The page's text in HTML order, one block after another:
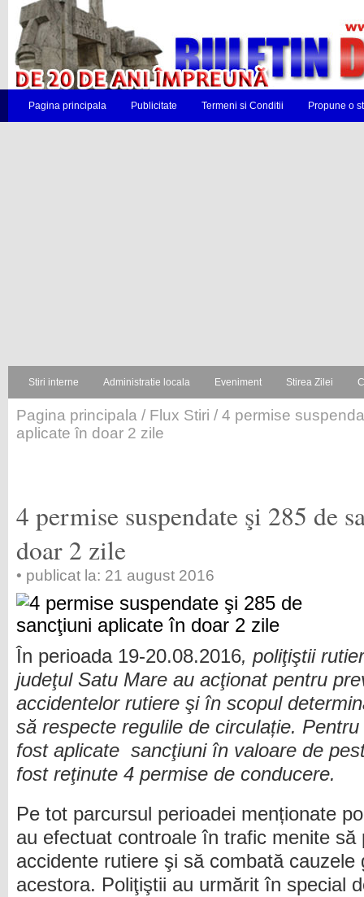
Pagina principala Publicitate Termeni si Conditii Propune o
Stiri interne Administratie locala Eveniment Stirea Zilei
Pagina principala / Flux Stiri / 4 permise
aplicate în doar 2 zile
4 permise suspendate şi 285 de
doar 2 zile
• publicat la: 21 august 2016
În perioada 19-20.08.2016, poliţiştii
judeţul Satu Mare au acţionat pentru
accidentelor rutiere şi în scopul
să respecte regulile de circulație.
fost aplicate sancţiuni în valoare de
fost reţinute 4 permise de conducere.
Pe tot parcursul perioadei menționate
au efectuat controale în trafic menite să
accidente rutiere şi să combată cauzele
acestora. Poliţiştii au urmărit în special